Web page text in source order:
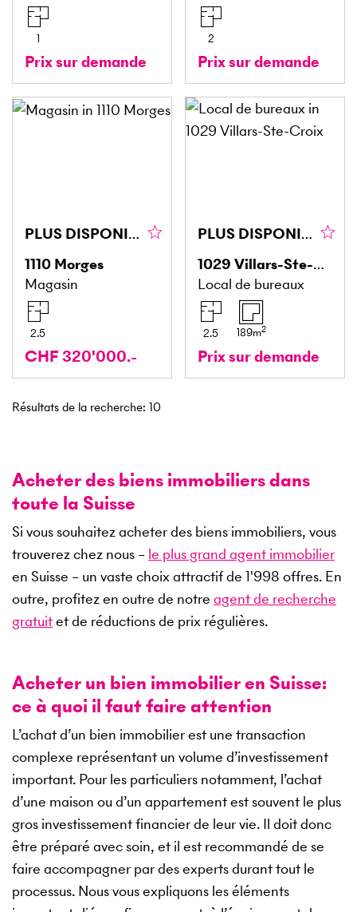
1
Prix sur demande
2
Prix sur demande
PLUS DISPONIBLE
1110 Morges
Magasin
2.5
CHF 320'000.-
PLUS DISPONIBLE
1029 Villars-Ste-Croix
Local de bureaux
2.5 189m2
Prix sur demande
Résultats de la recherche: 10
Acheter des biens immobiliers dans
toute la Suisse
Si vous souhaitez acheter des biens immobiliers, vous
trouverez chez nous – le plus grand agent immobilier
en Suisse – un vaste choix attractif de 1'998 offres. En
outre, profitez en outre de notre agent de recherche
gratuitet de réductions de prix régulières.
Acheter un bien immobilier en Suisse:
ce à quoi il faut faire attention
L’achat d’un bien immobilier est une transaction
complexe représentant un volume d’investissement
important. Pour les particuliers notamment, l’achat
d’une maison ou d’un appartement est souvent le plus
gros investissement financier de leur vie. Il doit donc
être préparé avec soin, et il est recommandé de se
faire accompagner par des experts durant tout le
processus. Nous vous expliquons les éléments